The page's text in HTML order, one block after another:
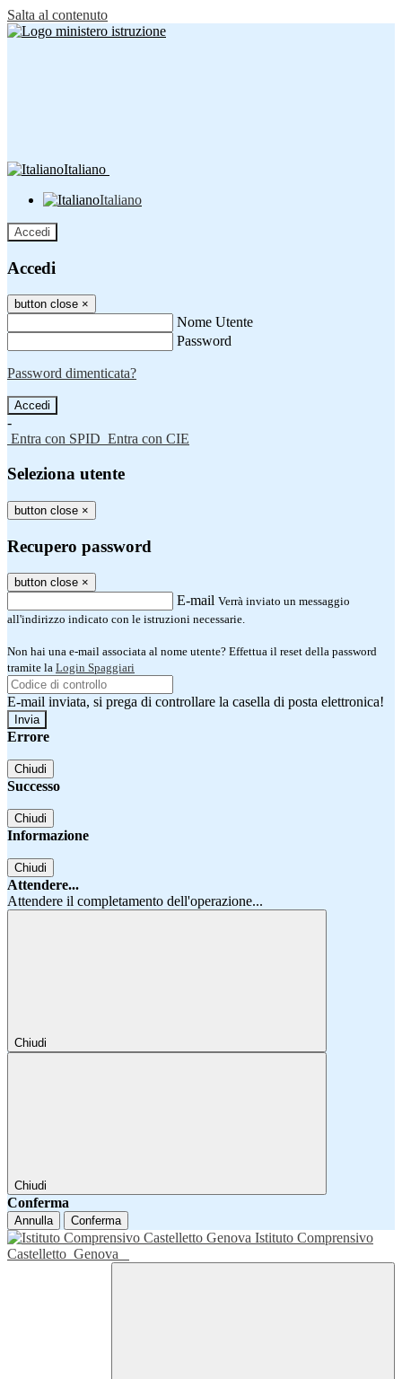
Salta al contenuto
Italiano
Italiano
Accedi
Accedi
button close ×
Nome Utente
Password
Password dimenticata?
-
Entra con SPID Entra con CIE
Seleziona utente
button close ×
Recupero password
button close ×
E-mail Verrà inviato un messaggio
all'indirizzo indicato con le istruzioni necessarie.
Non hai una e-mail associata al nome utente? Effettua il reset della password
tramite la Login Spaggiari
E-mail inviata, si prega di controllare la casella di posta elettronica!
Errore
Chiudi
Successo
Chiudi
Informazione
Chiudi
Attendere...
Attendere il completamento dell'operazione...
Chiudi
Chiudi
Conferma
Annulla Conferma
Istituto Comprensivo
Castelletto Genova